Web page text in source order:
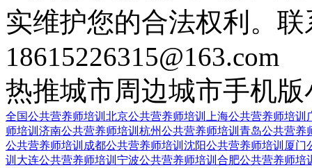
实维护您的合法权利。
18615226315@163.com
热推城市周边城市手机版
全国公共营养师培训 北京公共营养师培训 上海公共营养师培训
师培训 济南公共营养师培训 杭州公共营养师培训 青岛公共营养
公共营养师培训 成都公共营养师培训 沈阳公共营养师培训 厦门
训 大连公共营养师培训 宁波公共营养师培训 合肥公共营养师培